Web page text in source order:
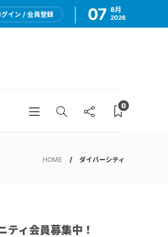
グイン / 会員登録 07 8月
2026
0
HOME ダイバーシティ
ティ会員募集中！